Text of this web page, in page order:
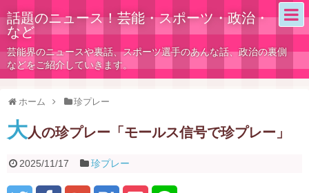
話題のニュース！芸能・スポーツ・政治・
など
芸能界のニュースや裏話、スポーツ選手のあんな話、政治の裏側
などをご紹介していきます。
ホーム 珍プレー
大人の珍プレー「モールス信号で珍プレー」
2025/11/17 珍プレー